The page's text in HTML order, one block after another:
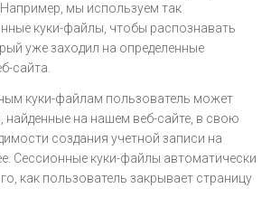
мы используем так
куки-файлы, чтобы распознавать
уже заходил на определенные
сайта.
куки-файлам пользователь может
найденные на нашем веб-сайте, в свою
создания учетной записи на
Сессионные куки-файлы автоматически
как пользователь закрывает страницу